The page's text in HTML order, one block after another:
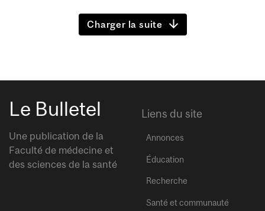
Charger la suite
Le Bulletel
Une publication de la
Faculté de médecine et
des sciences de la santé
Liens du site
Annonces
Éducation
Recherche
Santé et communauté